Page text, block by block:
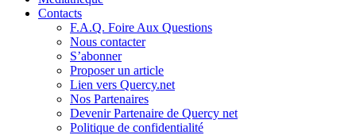
Contacts
F.A.Q. Foire Aux Questions
Nous contacter
S’abonner
Proposer un article
Lien vers Quercy.net
Nos Partenaires
Devenir Partenaire de Quercy net
Politique de confidentialité